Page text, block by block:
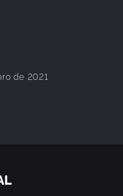
fluid motion but
de 2021